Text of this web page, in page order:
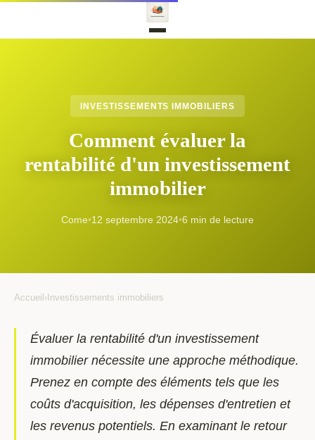
INVESTISSEMENTS IMMOBILIERS
Comment évaluer la
rentabilité d'un investissement
immobilier
Come•12 septembre 2024•6 min de lecture
Accueil › Investissements immobiliers
Évaluer la rentabilité d'un investissement
immobilier nécessite une approche méthodique.
Prenez en compte des éléments tels que les
coûts d'acquisition, les dépenses d'entretien et
les revenus potentiels. En examinant le retour